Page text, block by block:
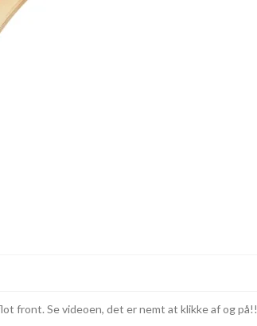
front. Se videoen, det er nemt at klikke af og på!!